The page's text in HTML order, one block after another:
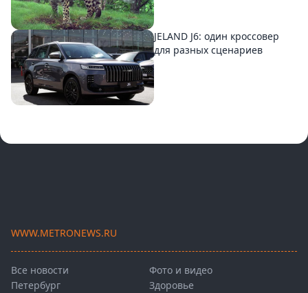
JELAND J6: один кроссовер
для разных сценариев
WWW.METRONEWS.RU
Все новости
Петербург
Фото и видео
Здоровье